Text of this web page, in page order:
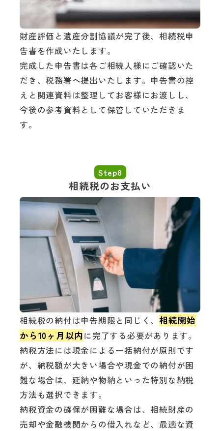
財産評価と遺産分割協議が完了後、相続税申
告書を作成いたします。
完成した申告書は各ご相続人様にご確認いた
だき、税務署へ提出いたします。申告書の控
えと関連資料は整理してお客様にお渡しし、
今後の参考資料として保管していただきま
す。
Step8
相続税のお支払い
相続税の納付は申告期限と同じく、 相続開始
から10ヶ月以内に完了する必要があります。
納税方法には現金による一括納付が原則です
が、納税額が大きい場合や現金での納付が困
難な場合は、延納や物納といった特別な納税
方法も選択できます。
納税資金の確保が困難な場合は、相続財産の
売却や金融機関からの借入れなど、最適な資